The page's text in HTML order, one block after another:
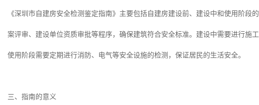
《深圳市自建房安全检测鉴定指南》主要包括自建房建设前、建设中和使用阶
案评审、建设单位资质审批等程序，确保建筑符合安全标准。建设中需要进行施
使用阶段需要定期进行消防、电气等安全设施的检测，保证居民的生活安全。
三、指南的意义